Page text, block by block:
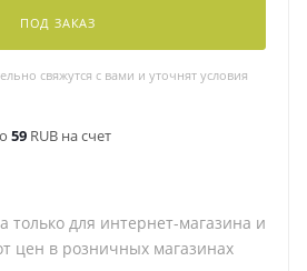
ПОД ЗАКАЗ
свяжутся с вами и уточнят условия
59 RUB на счет
только для интернет-магазина и
цен в розничных магазинах